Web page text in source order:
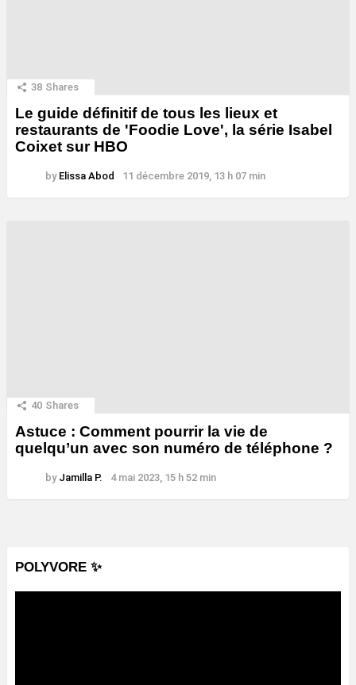
38 Shares
Le guide définitif de tous les lieux et
restaurants de 'Foodie Love', la série Isabel
Coixet sur HBO
by Elissa Abod 11 décembre 2019, 13 h 07 min
40 Shares
Astuce : Comment pourrir la vie de
quelqu’un avec son numéro de téléphone ?
by Jamilla P. 4 mai 2023, 15 h 52 min
POLYVORE ✨